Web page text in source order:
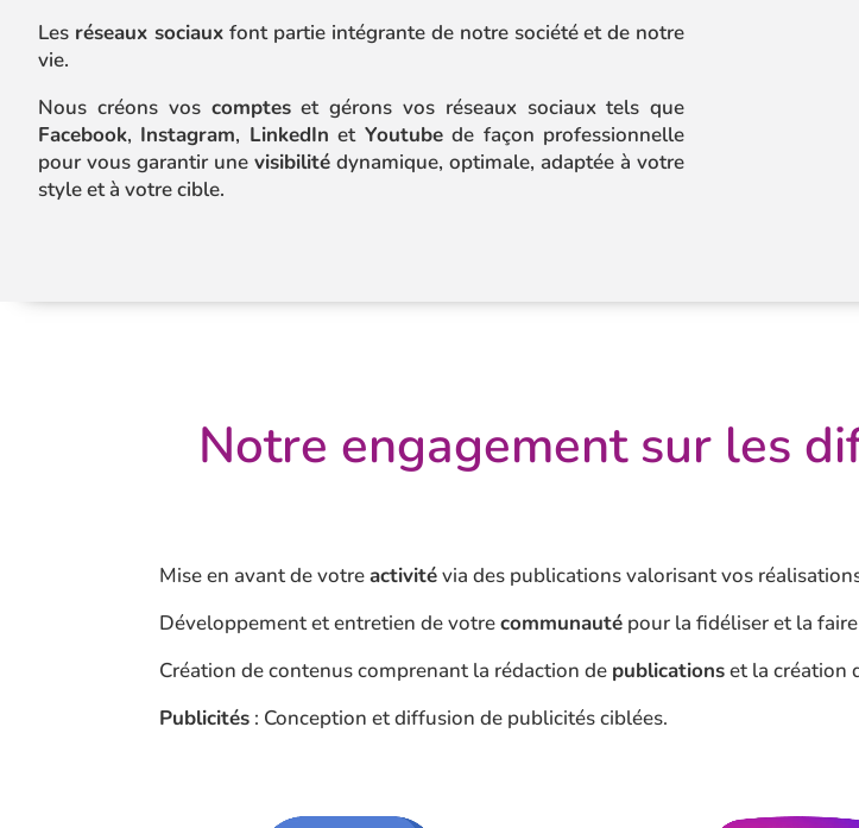
Les réseaux sociauxfont partie intégrante de notre société et de notre
vie.
Nous créons vos compteset gérons vos réseaux sociaux tels que
Facebook, Instagram, LinkedIn et Youtubede façon professionnelle
pour vous garantir unevisibilité dynamique, optimale, adaptée à votre
style et à votre cible.
Notre engagement sur les
Mise en avant de votreactivitévia des publications valorisant vos
Développement et entretien de votrecommunauté pour la fidéliser et la
Création de contenus comprenant la rédaction de publicationset la création
Publicités : Conception et diffusion de publicités ciblées.